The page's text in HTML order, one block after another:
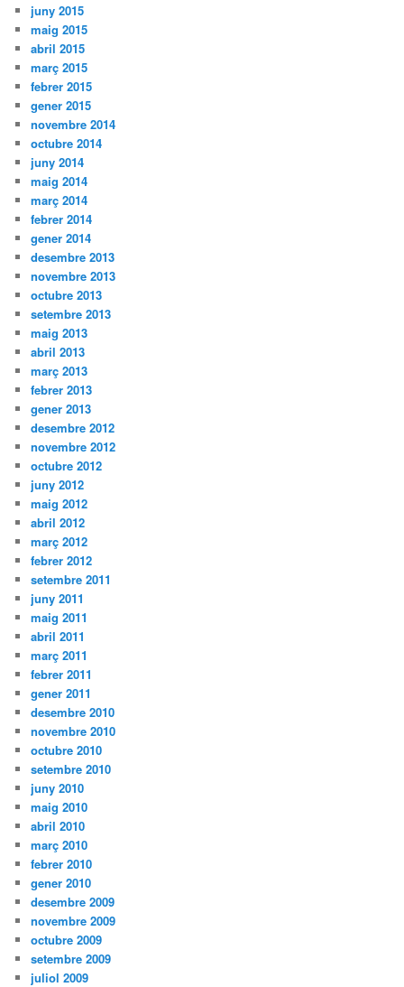
juny 2015
maig 2015
abril 2015
març 2015
febrer 2015
gener 2015
novembre 2014
octubre 2014
juny 2014
maig 2014
març 2014
febrer 2014
gener 2014
desembre 2013
novembre 2013
octubre 2013
setembre 2013
maig 2013
abril 2013
març 2013
febrer 2013
gener 2013
desembre 2012
novembre 2012
octubre 2012
juny 2012
maig 2012
abril 2012
març 2012
febrer 2012
setembre 2011
juny 2011
maig 2011
abril 2011
març 2011
febrer 2011
gener 2011
desembre 2010
novembre 2010
octubre 2010
setembre 2010
juny 2010
maig 2010
abril 2010
març 2010
febrer 2010
gener 2010
desembre 2009
novembre 2009
octubre 2009
setembre 2009
juliol 2009